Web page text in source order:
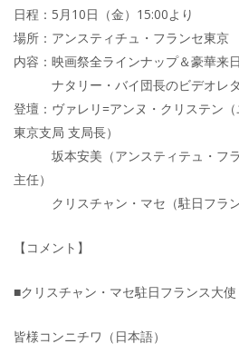
日程：5月10日（金）15:00より
場所：アンスティチュ・フランセ東
内容：映画祭全ラインナップ＆豪華来
ナタリー・バイ団長のビデオレ
登壇：ヴァレリ=アンヌ・クリステン
東京支局 支局長）
坂本安美（アンスティテュ・フラ
主任）
クリスチャン・マセ（駐日フラン
【コメント】
■クリスチャン・マセ駐日フランス大使
皆様コンニチワ（日本語）